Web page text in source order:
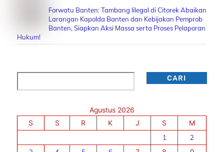
Forwatu Banten: Tambang Iilegal di Citorek Abaikan
Larangan Kapolda Banten dan Kebijakan Pemprob
Banten, Siapkan Aksi Massa serta Proses Pelaporan
Hukum!
CARI
Agustus 2026
S
S R K J S
M
1
2